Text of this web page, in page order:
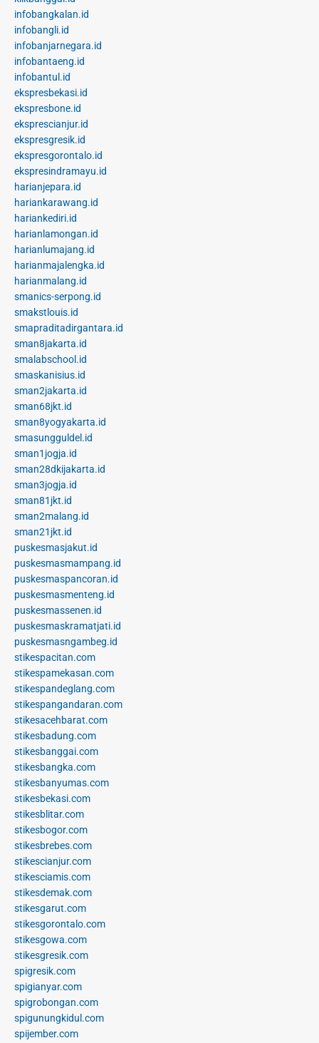
infobangkalan.id
infobangli.id
infobanjarnegara.id
infobantaeng.id
infobantul.id
ekspresbekasi.id
ekspresbone.id
eksprescianjur.id
ekspresgresik.id
ekspresgorontalo.id
ekspresindramayu.id
harianjepara.id
hariankarawang.id
hariankediri.id
harianlamongan.id
harianlumajang.id
harianmajalengka.id
harianmalang.id
smanics-serpong.id
smakstlouis.id
smapraditadirgantara.id
sman8jakarta.id
smalabschool.id
smaskanisius.id
sman2jakarta.id
sman68jkt.id
sman8yogyakarta.id
smasungguldel.id
sman1jogja.id
sman28dkijakarta.id
sman3jogja.id
sman81jkt.id
sman2malang.id
sman21jkt.id
puskesmasjakut.id
puskesmasmampang.id
puskesmaspancoran.id
puskesmasmenteng.id
puskesmassenen.id
puskesmaskramatjati.id
puskesmasngambeg.id
stikespacitan.com
stikespamekasan.com
stikespandeglang.com
stikespangandaran.com
stikesacehbarat.com
stikesbadung.com
stikesbanggai.com
stikesbangka.com
stikesbanyumas.com
stikesbekasi.com
stikesblitar.com
stikesbogor.com
stikesbrebes.com
stikescianjur.com
stikesciamis.com
stikesdemak.com
stikesgarut.com
stikesgorontalo.com
stikesgowa.com
stikesgresik.com
spigresik.com
spigianyar.com
spigrobongan.com
spigunungkidul.com
spijember.com